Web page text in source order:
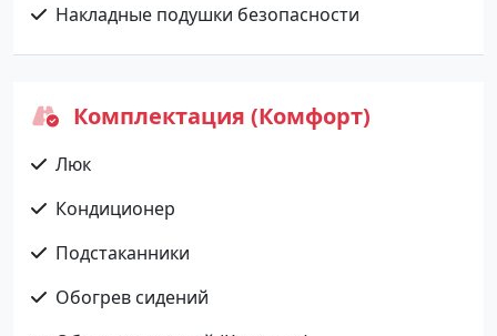
Накладные подушки безопасности
Комплектация (Комфорт)
Люк
Кондиционер
Подстаканники
Обогрев сидений